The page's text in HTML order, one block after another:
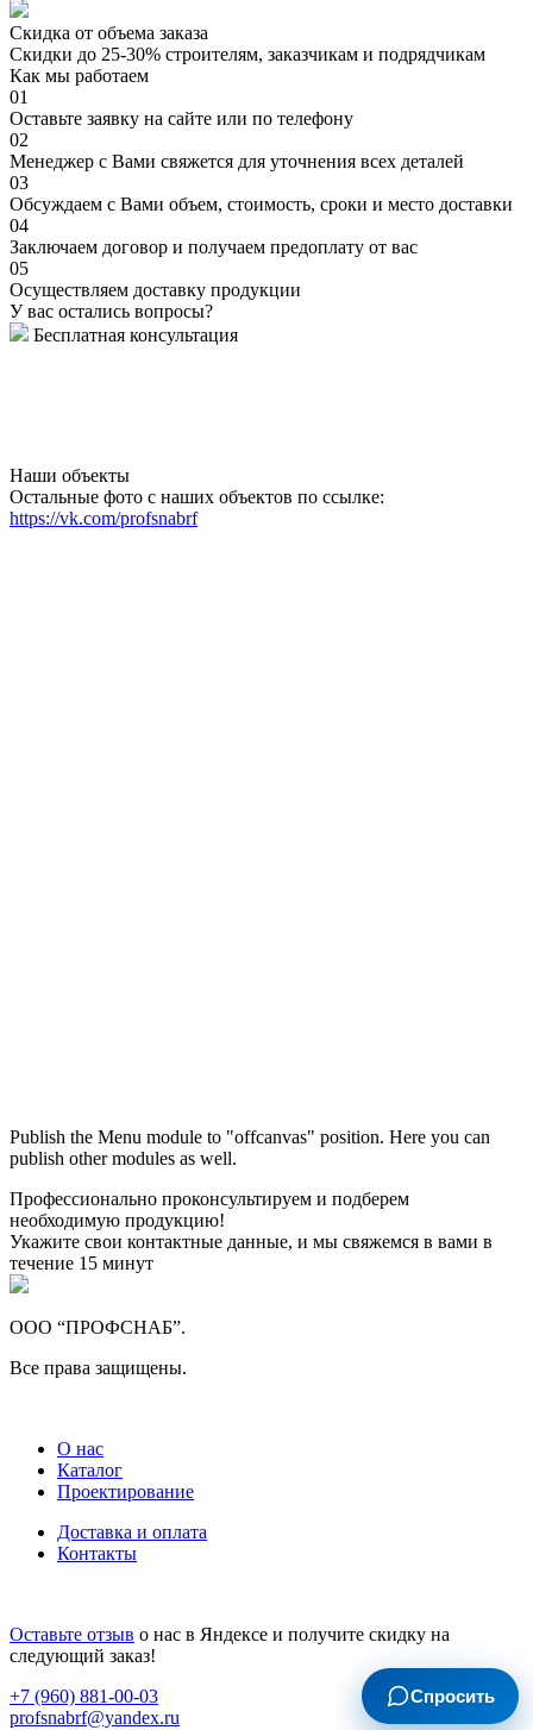
Скидка от объема заказа
Скидки до 25-30% строителям, заказчикам и подрядчикам
Как мы работаем
01
Оставьте заявку на сайте или по телефону
02
Менеджер с Вами свяжется для уточнения всех деталей
03
Обсуждаем с Вами объем, стоимость, сроки и место доставки
04
Заключаем договор и получаем предоплату от вас
05
Осуществляем доставку продукции
У вас остались вопросы?
Бесплатная консультация
Наши объекты
Остальные фото с наших объектов по ссылке:
https://vk.com/profsnabrf
Publish the Menu module to "offcanvas" position. Here you can
publish other modules as well.
Спросить
М ● консультант ПРОФСНАБ
Профессионально проконсультируем и подберем
необходимую продукцию!
Укажите свои контактные данные, и мы свяжемся в вами в
течение 15 минут
ООО “ПРОФСНАБ”.
Все права защищены.
О нас
Каталог
Проектирование
Доставка и оплата
Контакты
Оставьте отзыв о нас в Яндексе и получите скидку на
следующий заказ!
+7 (960) 881-00-03
profsnabrf@yandex.ru